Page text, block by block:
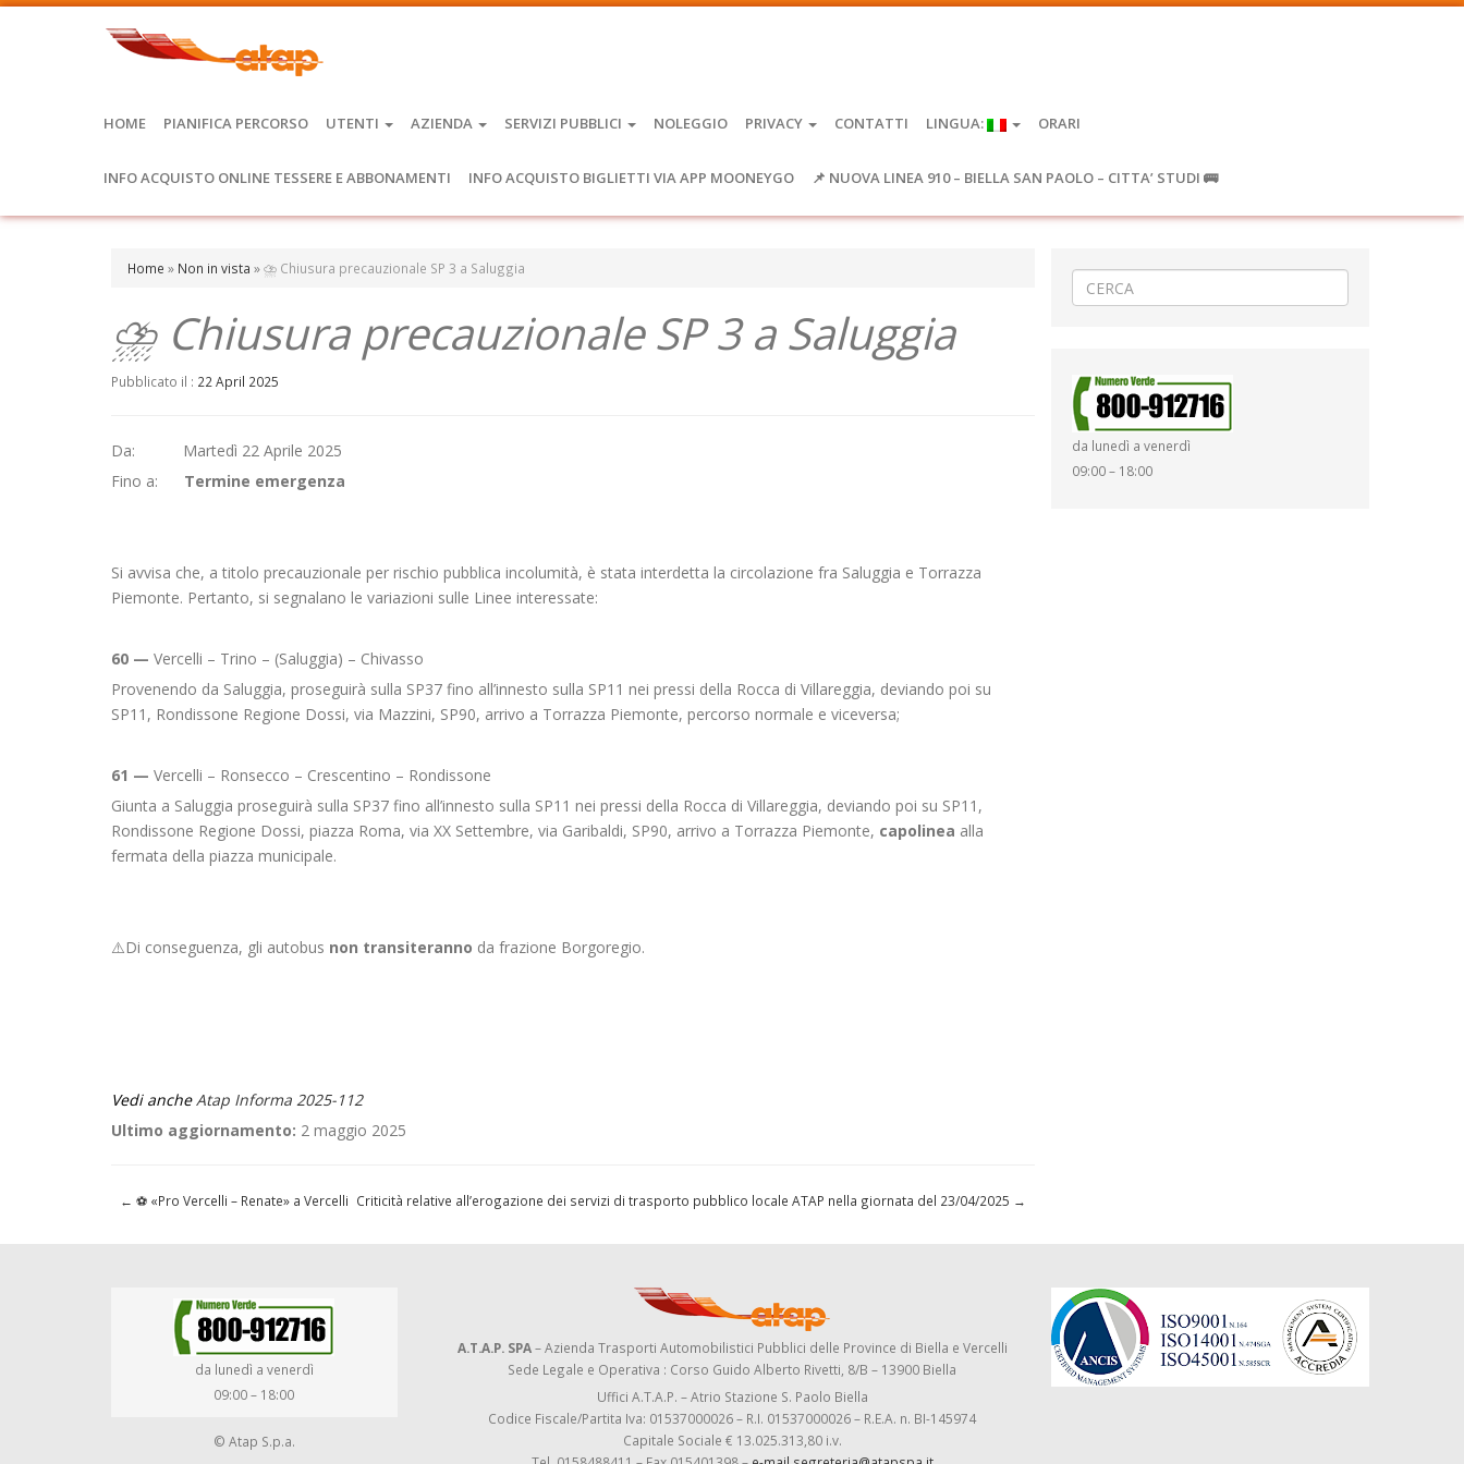
HOME PIANIFICA PERCORSO UTENTI AZIENDA SERVIZI PUBBLICI NOLEGGIO PRIVACY CONTATTI LINGUA: ORARI
INFO ACQUISTO ONLINE TESSERE E ABBONAMENTI INFO ACQUISTO BIGLIETTI VIA APP MOONEYGO 📌 NUOVA LINEA 910 – BIELLA SAN PAOLO – CITTA’ STUDI 🚌
Home » Non in vista »⛈️ Chiusura precauzionale SP 3 a Saluggia
⛈️ Chiusura precauzionale SP 3 a Saluggia
Pubblicato il : 22 April 2025
Da: Martedì 22 Aprile 2025
Fino a: Termine emergenza
Si avvisa che, a titolo precauzionale per rischio pubblica incolumità, è stata interdetta la circolazione fra Saluggia e Torrazza
Piemonte. Pertanto, si segnalano le variazioni sulle Linee interessate:
60 — Vercelli – Trino – (Saluggia) – Chivasso
Provenendo da Saluggia, proseguirà sulla SP37 fino all’innesto sulla SP11 nei pressi della Rocca di Villareggia, deviando poi su
SP11, Rondissone Regione Dossi, via Mazzini, SP90, arrivo a Torrazza Piemonte, percorso normale e viceversa;
61 — Vercelli – Ronsecco – Crescentino – Rondissone
Giunta a Saluggia proseguirà sulla SP37 fino all’innesto sulla SP11 nei pressi della Rocca di Villareggia, deviando poi su SP11,
Rondissone Regione Dossi, piazza Roma, via XX Settembre, via Garibaldi, SP90, arrivo a Torrazza Piemonte, capolinea alla
fermata della piazza municipale.
⚠️Di conseguenza, gli autobus non transiteranno da frazione Borgoregio.
Vedi ancheAtap Informa 2025-112
Ultimo aggiornamento: 2 maggio 2025
← ⚽ «Pro Vercelli – Renate» a Vercelli Criticità relative all’erogazione dei servizi di trasporto pubblico locale ATAP nella giornata del 23/04/2025 →
da lunedì a venerdì
09:00 – 18:00
da lunedì a venerdì
09:00 – 18:00
© Atap S.p.a.
A.T.A.P. SPA– Azienda Trasporti Automobilistici Pubblici delle Province di Biella e Vercelli
Sede Legale e Operativa : Corso Guido Alberto Rivetti, 8/B – 13900 Biella
Uffici A.T.A.P. – Atrio Stazione S. Paolo Biella
Codice Fiscale/Partita Iva: 01537000026 – R.I. 01537000026 – R.E.A. n. BI-145974
Capitale Sociale € 13.025.313,80 i.v.